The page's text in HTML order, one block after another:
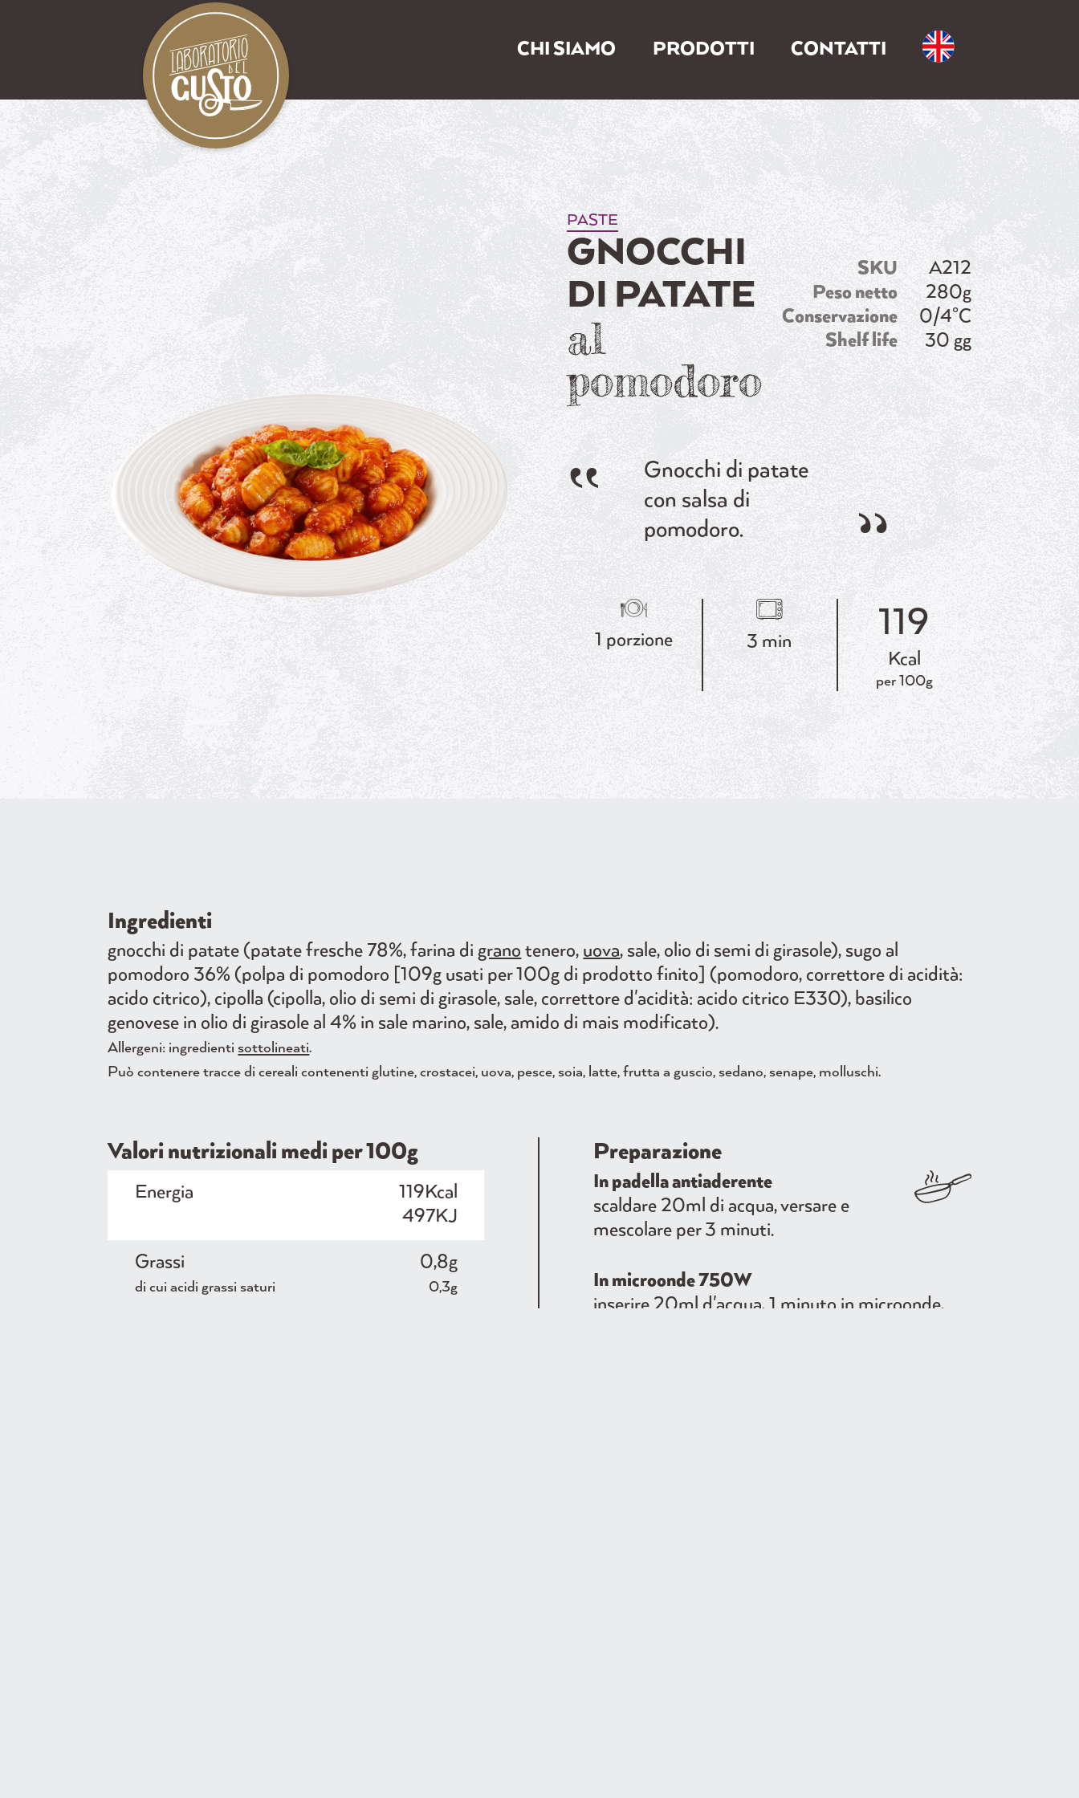
CHI SIAMO PRODOTTI CONTATTI
PASTE
GNOCCHI
DI PATATE
al
pomodoro
SKU
A212
Peso netto
280g
Conservazione
0/4°C
Shelf life
30 gg
Gnocchi di patate
con salsa di
pomodoro.
1 porzione 3 min 119
Kcal
per 100g
Ingredienti
gnocchi di patate (patate fresche 78%, farina digrano tenero, uova, sale, olio di semi di girasole), sugo al
pomodoro 36% (polpa di pomodoro [109g usati per 100g di prodotto finito] (pomodoro, correttore di acidità:
acido citrico), cipolla (cipolla, olio di semi di girasole, sale, correttore d'acidità: acido citrico E330), basilico
genovese in olio di girasole al 4% in sale marino, sale, amido di mais modificato).
Allergeni: ingredienti sottolineati.
Può contenere tracce di cereali contenenti glutine, crostacei, uova, pesce, soia, latte, frutta a guscio, sedano, senape, molluschi.
Valori nutrizionali medi per 100g
Energia
119Kcal
497KJ
Grassi
di cui acidi grassi saturi
0,8g
0,3g
Preparazione
In padella antiaderente
scaldare 20ml di acqua, versare e
mescolare per 3 minuti.
In microonde 750W
inserire 20ml d'acqua, 1 minuto in microonde,